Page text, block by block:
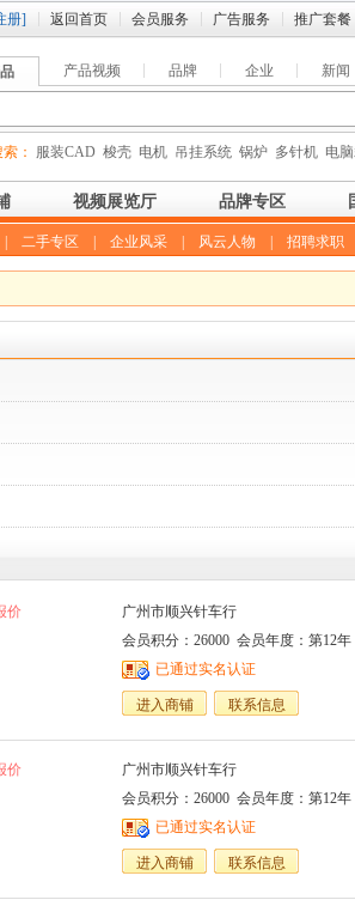
册] 返回首页 会员服务 广告服务 推广套餐
产品视频 品牌 企业 新闻
： 服装CAD 梭壳 电机 吊挂系统 锅炉 多针机 电
视频展览厅 品牌专区
二手专区 企业风采 风云人物 招聘求职
价
广州市顺兴针车行
会员积分：26000 会员年度：第12年
已通过实名认证
进入商铺 联系信息
价
广州市顺兴针车行
会员积分：26000 会员年度：第12年
已通过实名认证
进入商铺 联系信息